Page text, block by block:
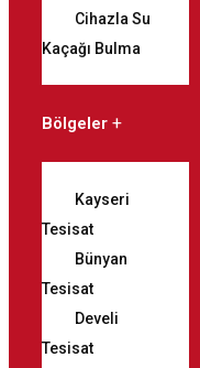
Cihazla Su
Kaçağı Bulma
Bölgeler
Kayseri
Tesisat
Bünyan
Tesisat
Develi
Tesisat